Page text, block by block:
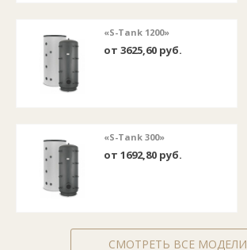
«S-Tank 1200»
от 3625,60 руб.
«S-Tank 300»
от 1692,80 руб.
СМОТРЕТЬ ВСЕ МОДЕЛИ